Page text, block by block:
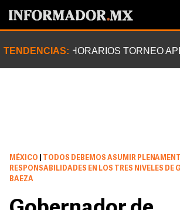
TENDENCIAS: HORARIOS TORNEO
MÉXICO
TODOS DEBEMOS ASUMIR
RESPONSABILIDADES EN LOS TRES NIVELES DE
BAEZA